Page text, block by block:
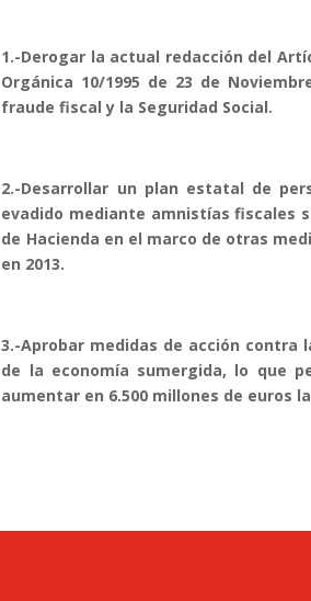
1.-Derogar la actual redacción del
Orgánica 10/1995 de 23 de
fraude fiscal y la Seguridad Social.
2.-Desarrollar un plan estatal de
evadido mediante amnistías fiscales
de Hacienda en el marco de otras
en 2013.
3.-Aprobar medidas de acción contra
de la economía sumergida, lo que
aumentar en 6.500 millones de euros